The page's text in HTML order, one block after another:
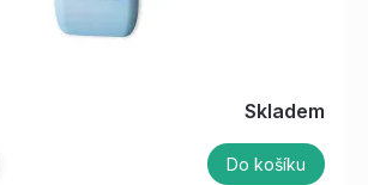
Skladem
Do košíku